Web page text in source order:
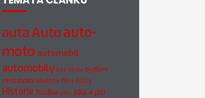
autaAutoauto-
moto automobil
automobily bez obalu bydlení
cestování elektro film Filmy
Historie hudba jídlo jídlo a pití